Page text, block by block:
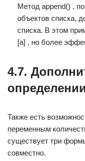
Метод append() ,
объектов списка,
списка. В этом
[a] , но более
4.7.
Также есть
переменным
существует три
совместно.